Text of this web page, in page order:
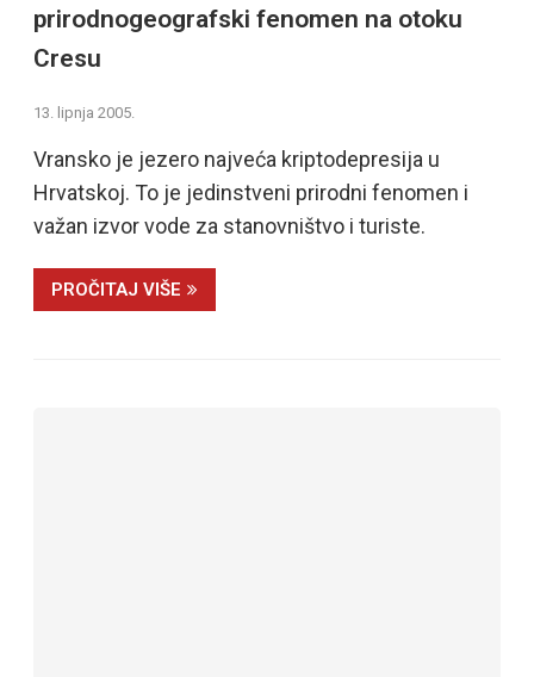
prirodnogeografski fenomen na otoku
Cresu
13. lipnja 2005.
Vransko je jezero najveća kriptodepresija u
Hrvatskoj. To je jedinstveni prirodni fenomen i
važan izvor vode za stanovništvo i turiste.
PROČITAJ VIŠE